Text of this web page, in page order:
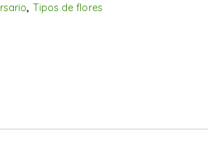
, Tipos de flores